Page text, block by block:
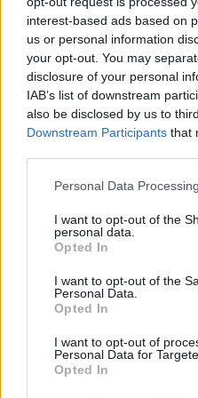
interest-based ads based on
us or personal information
your opt-out. You may
disclosure of your personal
IAB’s list of downstream
also be disclosed by us to
Downstream Participants that
Personal Data
I want to opt-out of the
personal data.
Opted In
I want to opt-out of the
Personal Data.
Opted In
I want to opt-out of
Personal Data for
Opted In
ai veicoli commerciali, formule
modelli che prevedono il diritto
noleggio. Questa impostazione
maggiore efficacia le esigenze
e privati, in un mercato sempre
orientato alla personalizzazione.
Nella seconda parte dell’anno,
l’efficienza operativa attraverso
preordinati o già immatricolati,
particolare delle imprese.
Parallelamente, la società
nell’infomobilità e nella
manager e clienti strumenti
Un ruolo strategico, si legge
dell’usato. “In un mercato